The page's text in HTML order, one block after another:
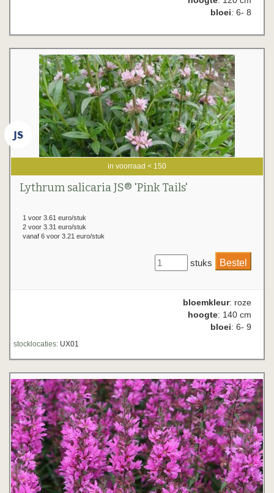
bloei: 6- 8
in voorraad < 150
Lythrum salicaria JS® 'Pink Tails'
1 voor 3.61 euro/stuk
2 voor 3.31 euro/stuk
vanaf 6 voor 3.21 euro/stuk
stuks
bloemkleur: roze
hoogte: 140 cm
bloei: 6- 9
stocklocaties: UX01